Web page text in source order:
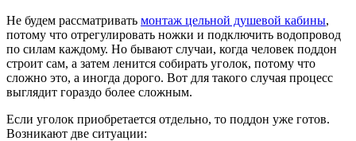
Не будем рассматривать монтаж цельной душевой кабины,
потому что отрегулировать ножки и подключить водопровод
по силам каждому. Но бывают случаи, когда человек поддон
строит сам, а затем ленится собирать уголок, потому что
сложно это, а иногда дорого. Вот для такого случая процесс
выглядит гораздо более сложным.
Если уголок приобретается отдельно, то поддон уже готов.
Возникают две ситуации: